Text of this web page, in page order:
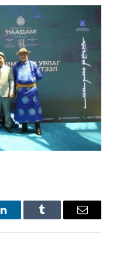
LinkedInTumblr Имэйл